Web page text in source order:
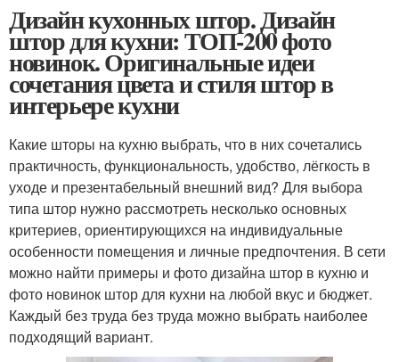
Дизайн кухонных штор. Дизайн
штор для кухни: ТОП-200 фото
новинок. Оригинальные идеи
сочетания цвета и стиля штор в
интерьере кухни
Какие шторы на кухню выбрать, что в них сочетались
практичность, функциональность, удобство, лёгкость в
уходе и презентабельный внешний вид? Для выбора
типа штор нужно рассмотреть несколько основных
критериев, ориентирующихся на индивидуальные
особенности помещения и личные предпочтения. В сети
можно найти примеры и фото дизайна штор в кухню и
фото новинок штор для кухни на любой вкус и бюджет.
Каждый без труда без труда можно выбрать наиболее
подходящий вариант.